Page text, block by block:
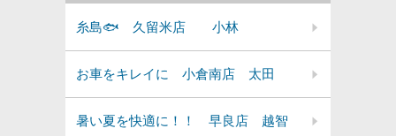
糸島🐟 久留米店 小林
お車をキレイに 小倉南店 太田
暑い夏を快適に！！ 早良店 越智